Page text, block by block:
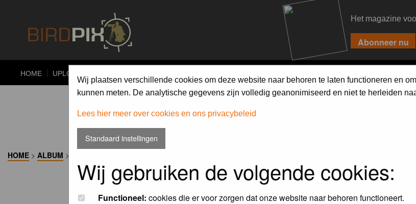
Het magazine
HOME UPLOAD
Wij plaatsen verschillende cookies om deze website naar behoren te laten functioneren en
kunnen meten. De analytische gegevens zijn volledig geanonimiseerd en niet te herleiden
Lees hier meer over cookies en ons privacybeleid
Standaard instellingen
Wij gebruiken de volgende cookies:
Functioneel: cookies die er voor zorgen dat onze website naar behoren functioneert.
HOME > ALBUM >